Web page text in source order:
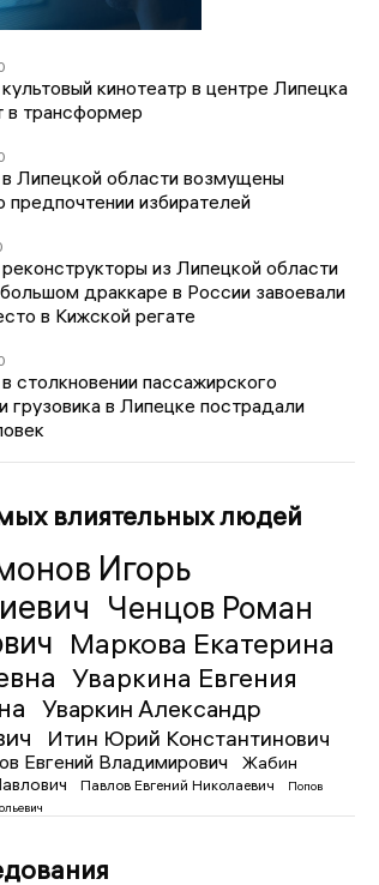
кинотеатр в центре Липецка
в трансформер
в Липецкой области возмущены
предпочтении избирателей
реконструкторы из Липецкой области
драккаре в России завоевали
в Кижской регате
столкновении пассажирского
грузовика в Липецке пострадали
влиятельных людей
Игорь
Ченцов Роман
Маркова Екатерина
Уваркина Евгения
Уваркин Александр
Итин Юрий Константинович
Евгений Владимирович
Жабин
Павлов Евгений Николаевич
Попов